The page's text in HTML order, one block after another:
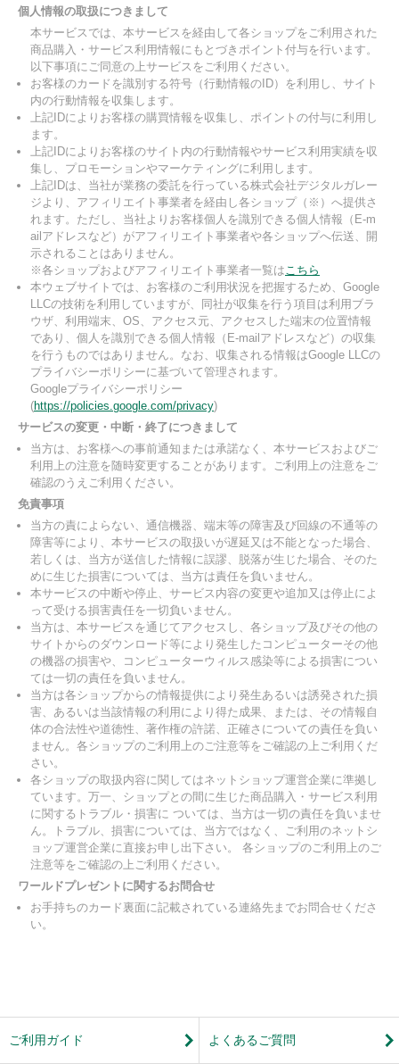
個人情報の取扱につきまして
本サービスでは、本サービスを経由して各ショップをご利用された
商品購入・サービス利用情報にもとづきポイント付与を行います。
以下事項にご同意の上サービスをご利用ください。
お客様のカードを識別する符号（行動情報のID）を利用し、サイト
内の行動情報を収集します。
上記IDによりお客様の購買情報を収集し、ポイントの付与に利用し
ます。
上記IDによりお客様のサイト内の行動情報やサービス利用実績を収
集し、プロモーションやマーケティングに利用します。
上記IDは、当社が業務の委託を行っている株式会社デジタルガレー
ジより、アフィリエイト事業者を経由し各ショップ（※）へ提供さ
れます。ただし、当社よりお客様個人を識別できる個人情報（E-m
ailアドレスなど）がアフィリエイト事業者や各ショップへ伝送、開
示されることはありません。
※各ショップおよびアフィリエイト事業者一覧はこちら
本ウェブサイトでは、お客様のご利用状況を把握するため、Google
LLCの技術を利用していますが、同社が収集を行う項目は利用ブラ
ウザ、利用端末、OS、アクセス元、アクセスした端末の位置情報
であり、個人を識別できる個人情報（E-mailアドレスなど）の収集
を行うものではありません。なお、収集される情報はGoogle LLCの
プライバシーポリシーに基づいて管理されます。
Googleプライバシーポリシー
(https://policies.google.com/privacy)
サービスの変更・中断・終了につきまして
当方は、お客様への事前通知または承諾なく、本サービスおよびご
利用上の注意を随時変更することがあります。ご利用上の注意をご
確認のうえご利用ください。
免責事項
当方の責によらない、通信機器、端末等の障害及び回線の不通等の
障害等により、本サービスの取扱いが遅延又は不能となった場合、
若しくは、当方が送信した情報に誤謬、脱落が生じた場合、そのた
めに生じた損害については、当方は責任を負いません。
本サービスの中断や停止、サービス内容の変更や追加又は停止によ
って受ける損害責任を一切負いません。
当方は、本サービスを通じてアクセスし、各ショップ及びその他の
サイトからのダウンロード等により発生したコンピューターその他
の機器の損害や、コンピューターウィルス感染等による損害につい
ては一切の責任を負いません。
当方は各ショップからの情報提供により発生あるいは誘発された損
害、あるいは当該情報の利用により得た成果、または、その情報自
体の合法性や道徳性、著作権の許諾、正確さについての責任を負い
ません。各ショップのご利用上のご注意等をご確認の上ご利用くだ
さい。
各ショップの取扱内容に関してはネットショップ運営企業に準拠し
ています。万一、ショップとの間に生じた商品購入・サービス利用
に関するトラブル・損害に ついては、当方は一切の責任を負いませ
ん。トラブル、損害については、当方ではなく、ご利用のネットシ
ョップ運営企業に直接お申し出下さい。 各ショップのご利用上のご
注意等をご確認の上ご利用ください。
ワールドプレゼントに関するお問合せ
お手持ちのカード裏面に記載されている連絡先までお問合せくださ
い。
ご利用ガイド よくあるご質問